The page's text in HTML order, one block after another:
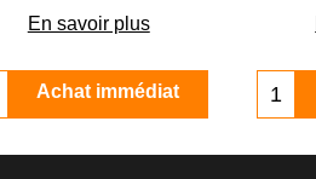
En savoir plus
Achat immédiat